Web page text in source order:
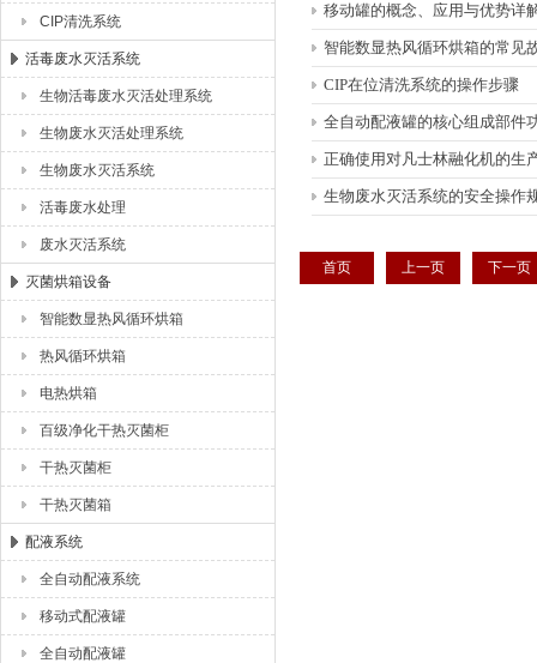
CIP清洗系统
活毒废水灭活系统
生物活毒废水灭活处理系统
生物废水灭活处理系统
生物废水灭活系统
活毒废水处理
废水灭活系统
灭菌烘箱设备
智能数显热风循环烘箱
热风循环烘箱
电热烘箱
百级净化干热灭菌柜
干热灭菌柜
干热灭菌箱
配液系统
全自动配液系统
移动式配液罐
全自动配液罐
移动罐的概念、应用与优势详
智能数显热风循环烘箱的常见
CIP在位清洗系统的操作步骤
全自动配液罐的核心组成部件
正确使用对凡士林融化机的生
生物废水灭活系统的安全操作
首页 上一页 下一页